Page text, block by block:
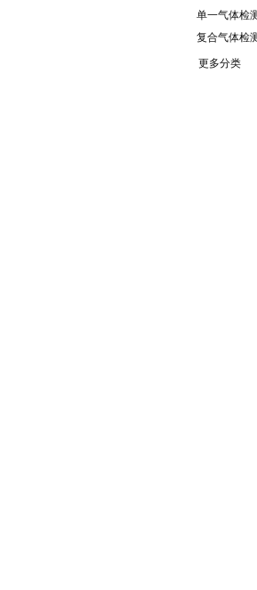
单一气体检
复合气体检
更多分类